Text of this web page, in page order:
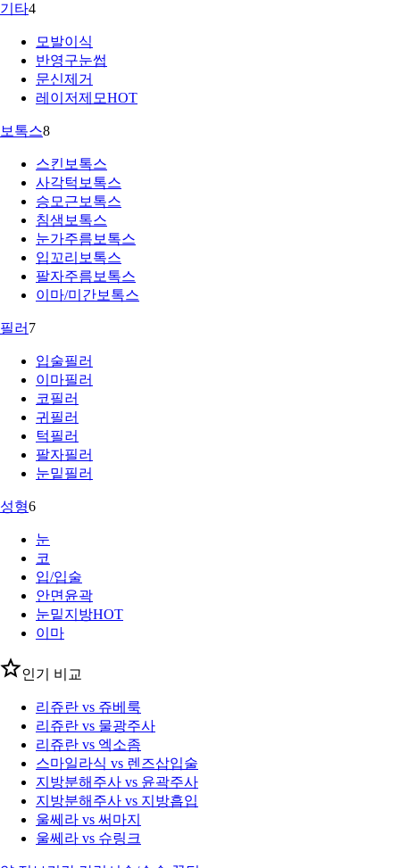
기타4
모발이식
반영구눈썹
문신제거
레이저제모HOT
보톡스8
스킨보톡스
사각턱보톡스
승모근보톡스
침샘보톡스
눈가주름보톡스
입꼬리보톡스
팔자주름보톡스
이마/미간보톡스
필러 7
입술필러
이마필러
코필러
귀필러
턱필러
팔자필러
눈밑필러
성형6
눈
코
입/입술
안면윤곽
눈밑지방HOT
이마
인기 비교
리쥬란 vs 쥬베룩
리쥬란 vs 물광주사
리쥬란 vs 엑소좀
스마일라식 vs 렌즈삽입술
지방분해주사 vs 윤곽주사
지방분해주사 vs 지방흡입
울쎄라 vs 써마지
울쎄라 vs 슈링크